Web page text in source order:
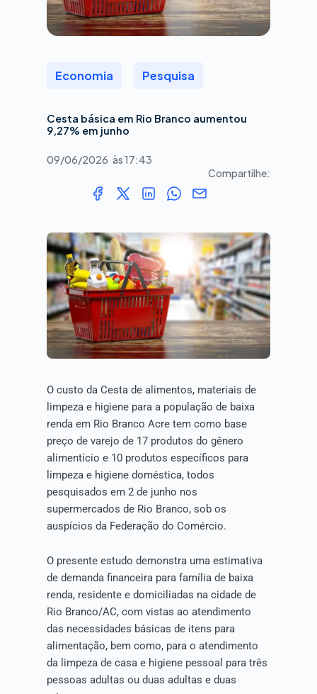
Economia Pesquisa
Cesta básica em Rio Branco aumentou
9,27% em junho
09/06/2026 às17:43
Compartilhe:
O custo da Cesta de alimentos, materiais de
limpeza e higiene para a população de baixa
renda em Rio Branco Acre tem como base
preço de varejo de 17 produtos do gênero
alimentício e 10 produtos específicos para
limpeza e higiene doméstica, todos
pesquisados em 2 de junho nos
supermercados de Rio Branco, sob os
auspícios da Federação do Comércio.
O presente estudo demonstra uma estimativa
de demanda financeira para família de baixa
renda, residente e domiciliadas na cidade de
Rio Branco/AC, com vistas ao atendimento
das necessidades básicas de itens para
alimentação, bem como, para o atendimento
da limpeza de casa e higiene pessoal para três
pessoas adultas ou duas adultas e duas